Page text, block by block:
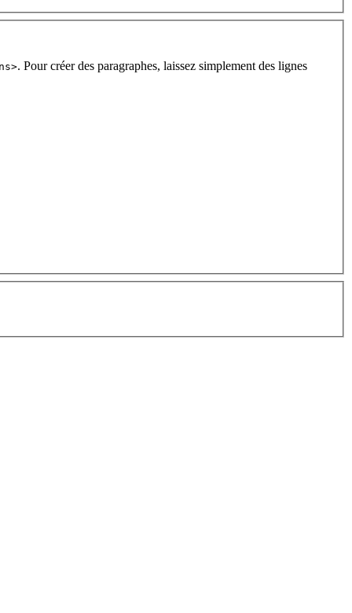
. Pour créer des paragraphes, laissez simplement des lignes